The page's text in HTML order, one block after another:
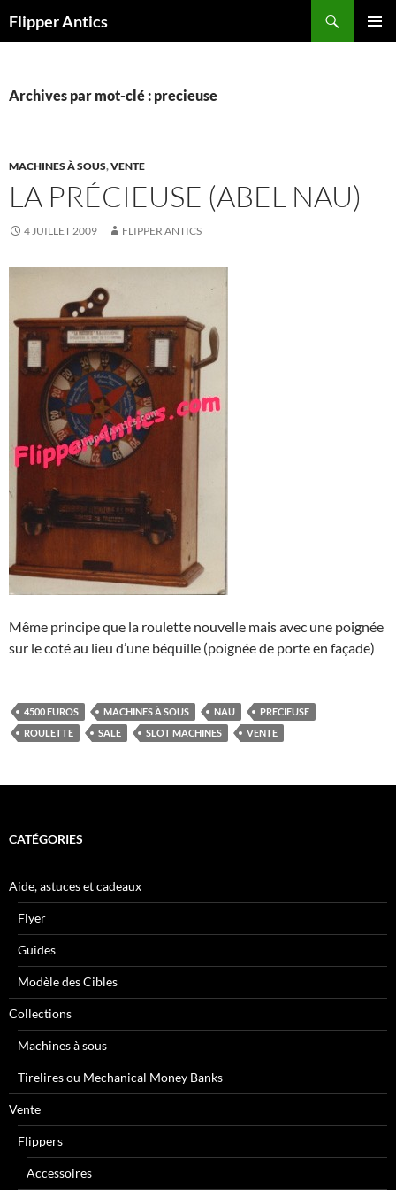
auFlipper Antics
Archives par mot-clé : precieuse
MACHINES À SOUS,VENTE
LA PRÉCIEUSE (ABEL NAU)
4 JUILLET 2009 FLIPPER ANTICS
Même principe que la roulette nouvelle mais avec une poignée
sur le coté au lieu d’une béquille (poignée de porte en façade)
4500 EUROS MACHINES À SOUS NAU
PRECIEUSE
ROULETTE
SALE SLOT MACHINES VENTE
CATÉGORIES
Aide, astuces et cadeaux
Flyer
Guides
Modèle des Cibles
Collections
Machines à sous
Tirelires ou Mechanical Money Banks
Vente
Flippers
Accessoires